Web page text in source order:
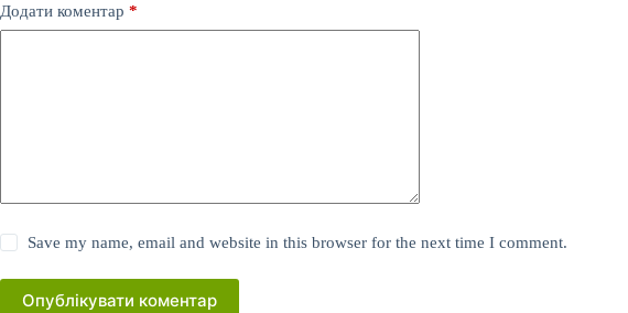
Додати коментар *
Save my name, email and website in this browser for the next time I comment.
Опублікувати коментар